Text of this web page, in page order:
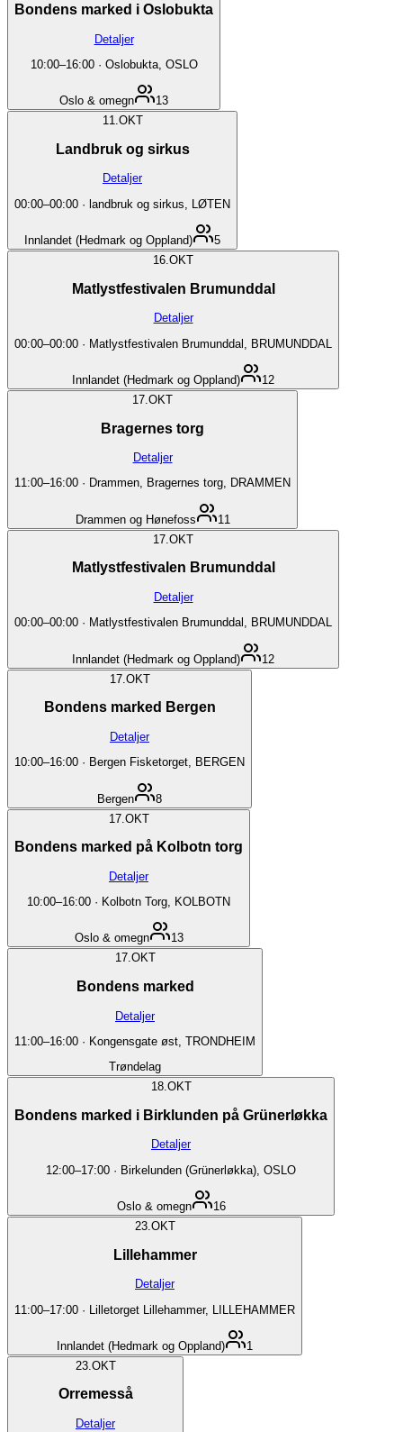
Bondens marked i Oslobukta
Detaljer
10:00–16:00· Oslobukta, OSLO
Oslo & omegn
13
11.OKT
Landbruk og sirkus
Detaljer
00:00–00:00 · landbruk og sirkus, LØTEN
Innlandet (Hedmark og Oppland)
5
16.OKT
Matlystfestivalen Brumunddal
Detaljer
00:00–00:00 · Matlystfestivalen Brumunddal, BRUMUNDDAL
Innlandet (Hedmark og Oppland)
12
17. OKT
Bragernes torg
Detaljer
11:00–16:00 · Drammen, Bragernes torg, DRAMMEN
Drammen og Hønefoss
11
17. OKT
Matlystfestivalen Brumunddal
Detaljer
00:00–00:00 · Matlystfestivalen Brumunddal, BRUMUNDDAL
Innlandet (Hedmark og Oppland)
12
17. OKT
Bondens marked Bergen
Detaljer
10:00–16:00 · Bergen Fisketorget, BERGEN
Bergen
8
17. OKT
Bondens marked på Kolbotn torg
Detaljer
10:00–16:00 · Kolbotn Torg, KOLBOTN
Oslo & omegn
13
17.OKT
Bondens marked
Detaljer
11:00–16:00 · Kongensgate øst, TRONDHEIM
Trøndelag
18.OKT
Bondens marked i Birklunden på Grünerløkka
Detaljer
12:00–17:00 · Birkelunden (Grünerløkka), OSLO
Oslo & omegn
16
23.OKT
Lillehammer
Detaljer
11:00–17:00 · Lilletorget Lillehammer, LILLEHAMMER
Innlandet (Hedmark og Oppland)
1
23. OKT
Orremesså
Detaljer